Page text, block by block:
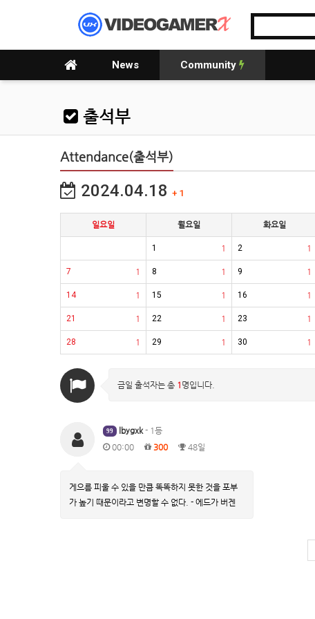
News Community
출석부
Attendance(출석부)
2024.04.18 + 1
일요일 월요일 화요일
1
1 1
2
1
7 1
8 1
9
1
14 1
15 1
16
1
21 1
22 1
23
1
28 1
29 1
30
금일 출석자는 총 1 명입니다.
99 lbygxk - 1등
00:00
300 48일
게으름 피울 수 있을 만큼 똑똑하지 못한 것을 포부
가 높기 때문이라고 변명할 수 없다. - 에드가 버겐